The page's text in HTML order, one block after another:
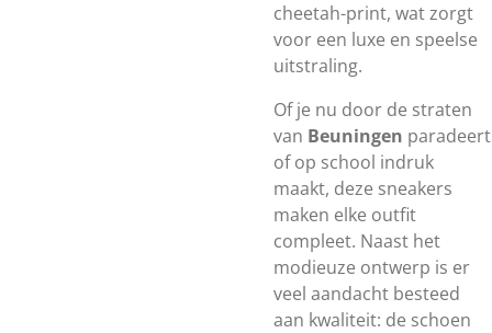
cheetah-print, wat zorgt
voor een luxe en speelse
uitstraling.
Of je nu door de straten
van Beuningen paradeert
of op school indruk
maakt, deze sneakers
maken elke outfit
compleet. Naast het
modieuze ontwerp is er
veel aandacht besteed
aan kwaliteit: de schoen